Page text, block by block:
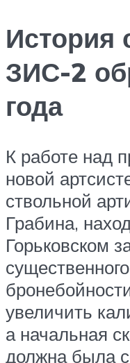
История
ЗИС-2
года
К работе над
новой
ствольной
Грабина,
Горьковском
увеличить
а начальная
должна была